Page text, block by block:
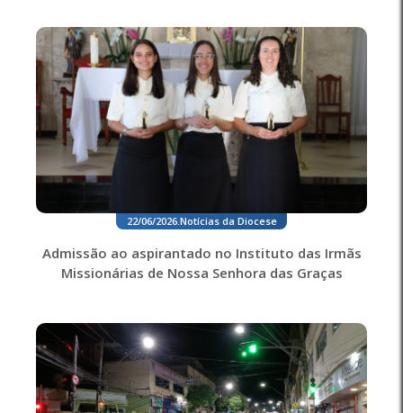
22/06/2026. Notícias da Diocese
Admissão ao aspirantado no Instituto das Irmãs
Missionárias de Nossa Senhora das Graças